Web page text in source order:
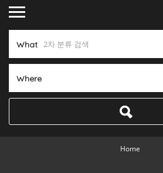
What
Where
Home